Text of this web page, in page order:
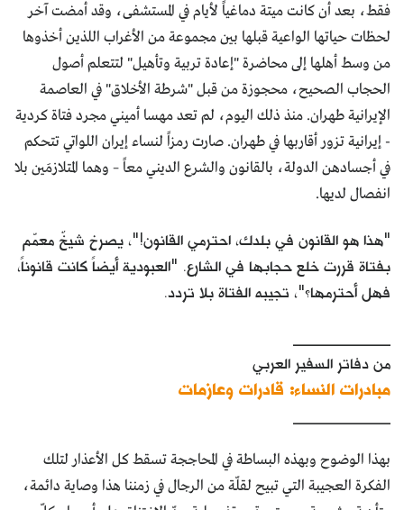
فقط، بعد أن كانت ميتة دماغياً لأيام في المستشفى، وقد أمضت آخر
لحظات حياتها الواعية قبلها بين مجموعة من الأغراب اللذين أخذوها
من وسط أهلها إلى محاضرة "إعادة تربية وتأهيل" لتتعلم أصول
الحجاب الصحيح، محجوزة من قبل "شرطة الأخلاق" في العاصمة
الإيرانية طهران. منذ ذلك اليوم، لم تعد مهسا أميني مجرد فتاة كردية
- إيرانية تزور أقاربها في طهران. صارت رمزاً لنساء إيران اللواتي تتحكم
في أجسادهن الدولة، بالقانون والشرع الديني معاً – وهما المتلازمَين بلا
انفصال لديها.
"هذا هو القانون في بلدك، احترمي القانون!"، يصرخ شيخٌ معمّم
بفتاة قررت خلع حجابها في الشارع. "العبودية أيضاً كانت قانوناً،
فهل أحترمها؟"، تجيبه الفتاة بلا تردد.
من دفاتر السفير العربي
مبادرات النساء: قادرات وعازمات
بهذا الوضوح وبهذه البساطة في المحاججة تسقط كل الأعذار لتلك
الفكرة العجيبة التي تبيح لقلّة من الرجال في زمننا هذا وصاية دائمة،